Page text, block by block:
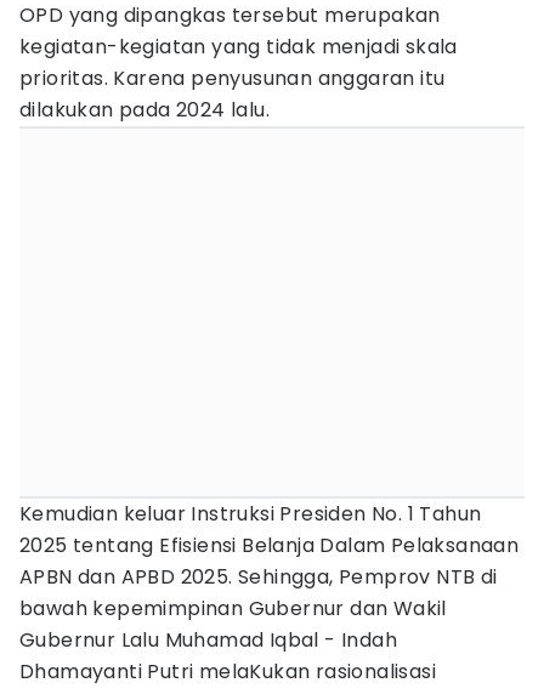
OPD yang dipangkas tersebut merupakan
kegiatan-kegiatan yang tidak menjadi skala
prioritas. Karena penyusunan anggaran itu
dilakukan pada 2024 lalu.
Kemudian keluar Instruksi Presiden No. 1 Tahun
2025 tentang Efisiensi Belanja Dalam Pelaksanaan
APBN dan APBD 2025. Sehingga, Pemprov NTB di
bawah kepemimpinan Gubernur dan Wakil
Gubernur Lalu Muhamad Iqbal - Indah
Dhamayanti Putri melaKukan rasionalisasi